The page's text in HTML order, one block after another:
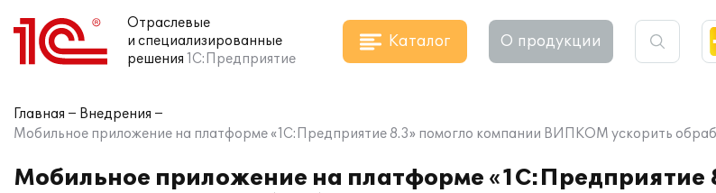
Отраслевые
и специализированные
решения 1С:Предприятие
Каталог О продукции
Главная
Внедрения
Мобильное приложение на платформе «1С:Предприятие 8.3» помогло компании ВИПКОМ ускорить
Мобильное приложение на платформе «1С:Предприятие